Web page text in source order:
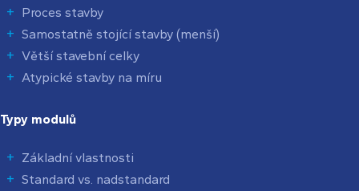
Proces stavby
Samostatně stojící stavby (menší)
Větší stavební celky
Atypické stavby na míru
Typy modulů
Základní vlastnosti
Standard vs. nadstandard